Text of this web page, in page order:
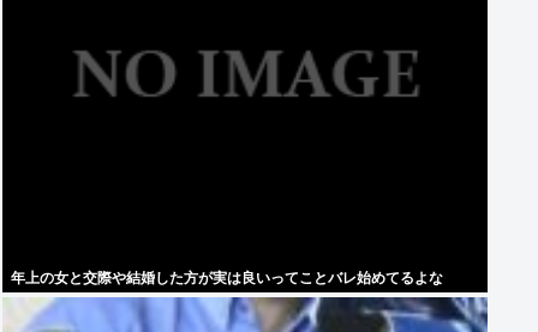
年上の女と交際や結婚した方が実は良いってことバレ始めてるよな